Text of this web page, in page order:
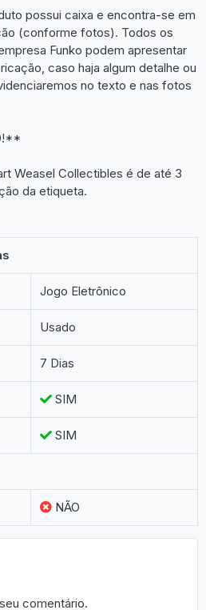
possui caixa e encontra-se em
(conforme fotos). Todos os
Funko podem apresentar
caso haja algum detalhe ou
no texto e nas fotos
Weasel Collectibles é de até 3
da etiqueta.
Jogo Eletrônico
Usado
7 Dias
SIM
SIM
NÃO
comentário.